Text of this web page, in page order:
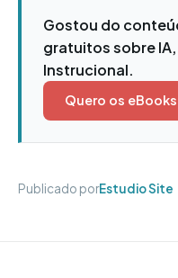
Gostou do
gratuitos sobre IA,
Instrucional.
Quero os
Publicado porEstudio Site